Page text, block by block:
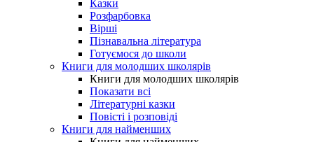
Казки
Розфарбовка
Вірші
Пізнавальна література
Готуємося до школи
Книги для молодших школярів
Книги для молодших школярів
Показати всі
Літературні казки
Повісті і розповіді
Книги для найменших